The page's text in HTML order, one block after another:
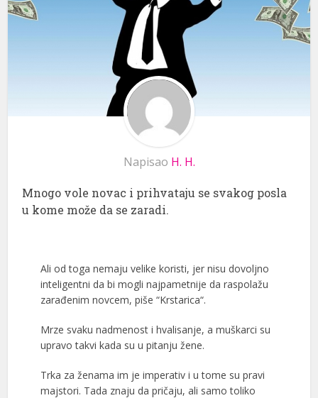
Napisao H. H.
Mnogo vole novac i prihvataju se svakog posla
u kome može da se zaradi.
Ali od toga nemaju velike koristi, jer nisu dovoljno
inteligentni da bi mogli najpametnije da raspolažu
zarađenim novcem, piše “Krstarica“.
Mrze svaku nadmenost i hvalisanje, a muškarci su
upravo takvi kada su u pitanju žene.
Trka za ženama im je imperativ i u tome su pravi
majstori. Tada znaju da pričaju, ali samo toliko